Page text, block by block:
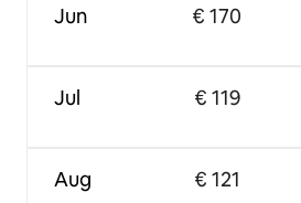
Jun
Jul
Aug
€ 170
€ 119
€ 121